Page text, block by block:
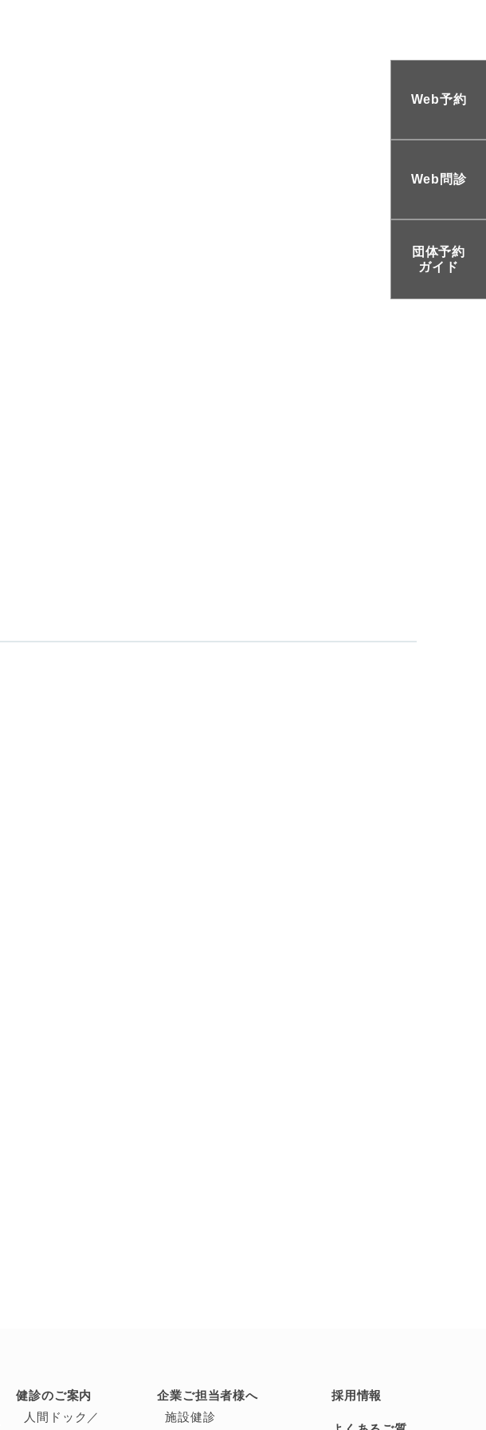
Web予約
Web問診
団体予約
ガイド
健診のご案内
人間ドック／
企業ご担当者様へ
施設健診
採用情報